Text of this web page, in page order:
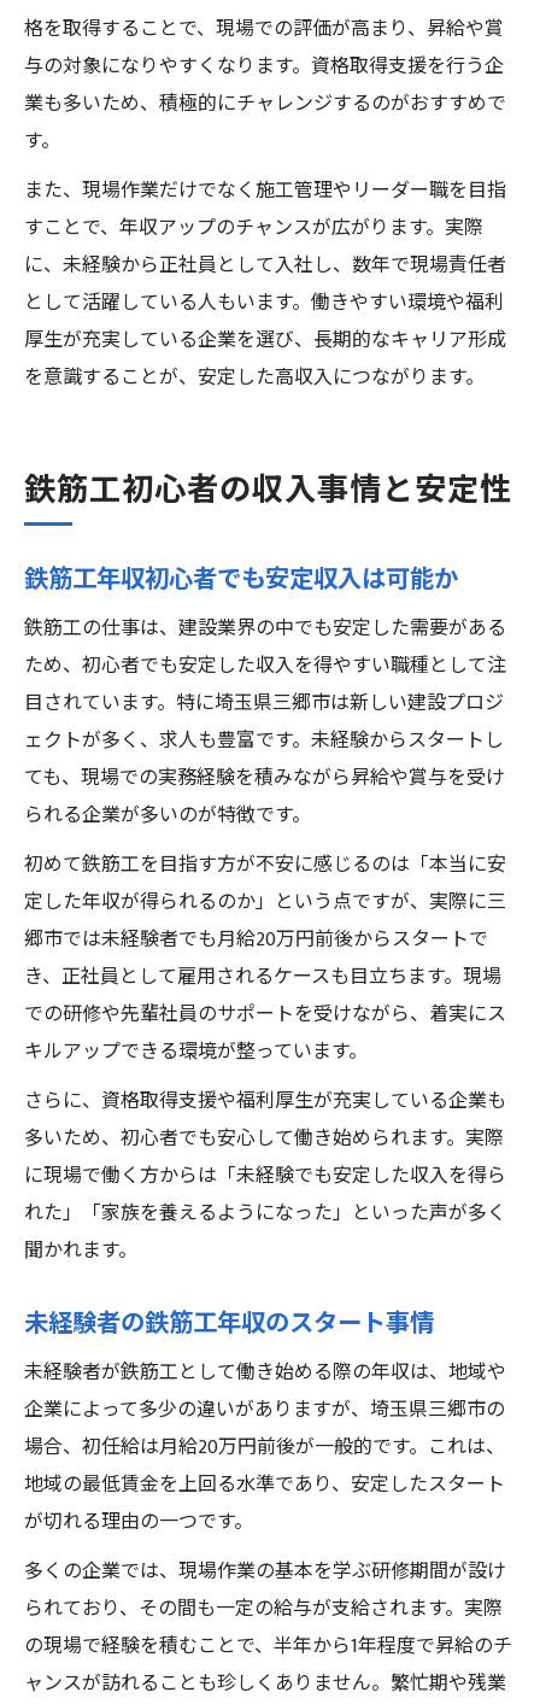
格を取得することで、現場での評価が高まり、昇給や賞
与の対象になりやすくなります。資格取得支援を行う企
業も多いため、積極的にチャレンジするのがおすすめで
す。
また、現場作業だけでなく施工管理やリーダー職を目指
すことで、年収アップのチャンスが広がります。実際
に、未経験から正社員として入社し、数年で現場責任者
として活躍している人もいます。働きやすい環境や福利
厚生が充実している企業を選び、長期的なキャリア形成
を意識することが、安定した高収入につながります。
鉄筋工初心者の収入事情と安定性
鉄筋工年収初心者でも安定収入は可能か
鉄筋工の仕事は、建設業界の中でも安定した需要がある
ため、初心者でも安定した収入を得やすい職種として注
目されています。特に埼玉県三郷市は新しい建設プロジ
ェクトが多く、求人も豊富です。未経験からスタートし
ても、現場での実務経験を積みながら昇給や賞与を受け
られる企業が多いのが特徴です。
初めて鉄筋工を目指す方が不安に感じるのは「本当に安
定した年収が得られるのか」という点ですが、実際に三
郷市では未経験者でも月給20万円前後からスタートで
き、正社員として雇用されるケースも目立ちます。現場
での研修や先輩社員のサポートを受けながら、着実にス
キルアップできる環境が整っています。
さらに、資格取得支援や福利厚生が充実している企業も
多いため、初心者でも安心して働き始められます。実際
に現場で働く方からは「未経験でも安定した収入を得ら
れた」「家族を養えるようになった」といった声が多く
聞かれます。
未経験者の鉄筋工年収のスタート事情
未経験者が鉄筋工として働き始める際の年収は、地域や
企業によって多少の違いがありますが、埼玉県三郷市の
場合、初任給は月給20万円前後が一般的です。これは、
地域の最低賃金を上回る水準であり、安定したスタート
が切れる理由の一つです。
多くの企業では、現場作業の基本を学ぶ研修期間が設け
られており、その間も一定の給与が支給されます。実際
の現場で経験を積むことで、半年から1年程度で昇給のチ
ャンスが訪れることも珍しくありません。繁忙期や残業